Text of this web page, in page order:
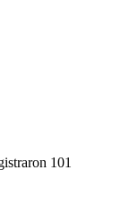
101